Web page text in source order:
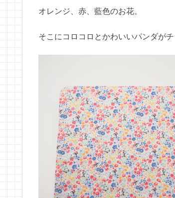
オレンジ、赤、藍色のお花。
そこにコロコロとかわいいパンダが